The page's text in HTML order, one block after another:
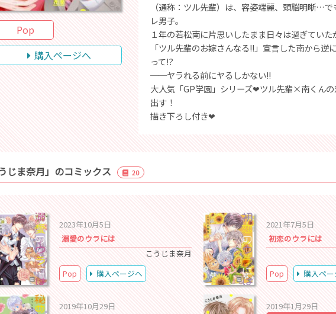
Pop
購入ページへ
（通称：ツル先輩）は、容姿端麗、頭脳明晰…
レ男子。
１年の若松南に片思いしたまま日々は過ぎていた
「ツル先輩のお嫁さんなる!!」宣言した南から逆
って!?
──ヤラれる前にヤるしかない!!
大人気「GP学園」シリーズ❤ツル先輩×南くんの
出す！
描き下ろし付き❤
じま奈月」のコミックス 20
2023年10月5日
溺愛のウラには
こうじま奈月
Pop
購入ページへ
2021年7月5日
初恋のウラには
Pop
購入ペ
2019年10月29日
2019年1月29日